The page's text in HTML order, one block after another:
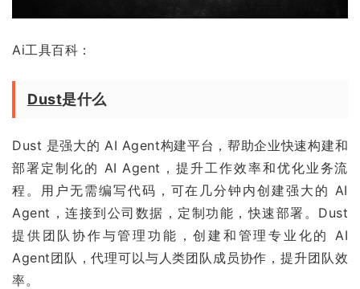
Ai工具百科：
Dust是什么
Dust 是强大的 AI Agent构建平台，帮助企业快速构建和
部署定制化的 AI Agent，提升工作效率和优化业务流
程。用户无需编写代码，可在几分钟内创建强大的 AI
Agent，连接到公司数据，定制功能，快速部署。Dust
提供团队协作与管理功能，创建和管理专业化的 AI
Agent团队，代理可以与人类团队成员协作，提升团队效
率。